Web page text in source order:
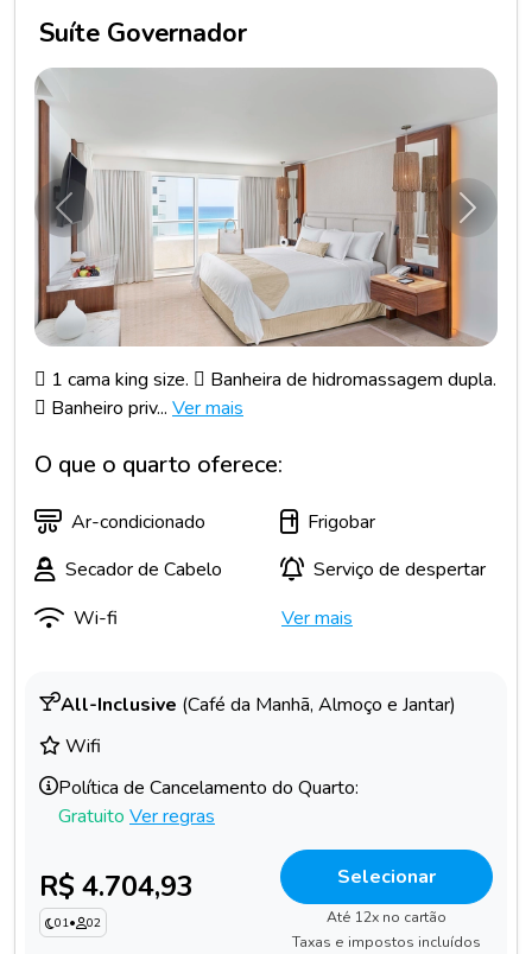
Suíte Governador
Anterior
 1 cama king size.  Banheira de hidromassagem dupla.
 Banheiro priv... Ver mais
O que o quarto oferece:
Ar-condicionado
Frigobar
Secador de Cabelo
Serviço de despertar
Wi-fi
Ver mais
All-Inclusive (Café da Manhã, Almoço e Jantar)
Wifi
Política de Cancelamento do Quarto:
Gratuito Ver regras
R$ 4.704,93
01• 02
Selecionar
Até 12x no cartão
Taxas e impostos incluídos